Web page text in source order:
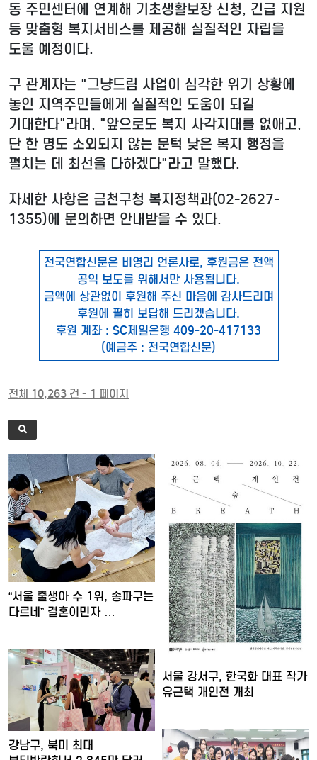
동 주민센터에 연계해 기초생활보장 신청, 긴급 지원
등 맞춤형 복지서비스를 제공해 실질적인 자립을
도울 예정이다.
구 관계자는 "그냥드림 사업이 심각한 위기 상황에
놓인 지역주민들에게 실질적인 도움이 되길
기대한다"라며, "앞으로도 복지 사각지대를 없애고,
단 한 명도 소외되지 않는 문턱 낮은 복지 행정을
펼치는 데 최선을 다하겠다"라고 말했다.
자세한 사항은 금천구청 복지정책과(02-2627-
1355)에 문의하면 안내받을 수 있다.
전국연합신문은 비영리 언론사로, 후원금은 전액
공익 보도를 위해서만 사용됩니다.
금액에 상관없이 후원해 주신 마음에 감사드리며
후원에 필히 보답해 드리겠습니다.
후원 계좌 : SC제일은행 409-20-417133
(예금주 : 전국연합신문)
전체 10,263 건 - 1 페이지
“서울 출생아 수 1위, 송파구는
다르네” 결혼이민자 …
서울 강서구, 한국화 대표 작가
유근택 개인전 개최
강남구, 북미 최대